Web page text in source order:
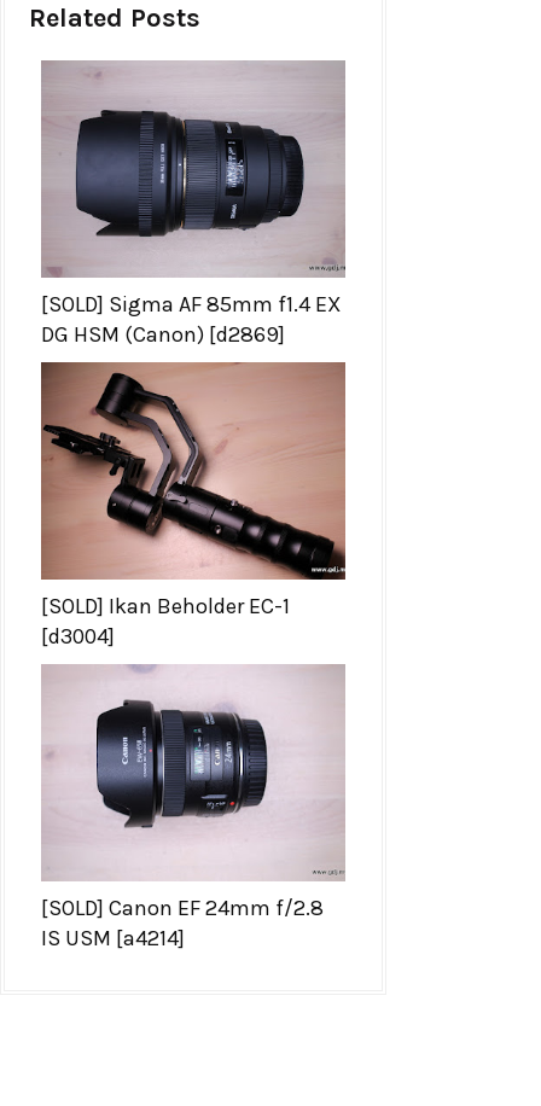
Related Posts
[SOLD] Sigma AF 85mm f1.4 EX
DG HSM (Canon) [d2869]
[SOLD] Ikan Beholder EC-1
[d3004]
[SOLD] Canon EF 24mm f/2.8
IS USM [a4214]